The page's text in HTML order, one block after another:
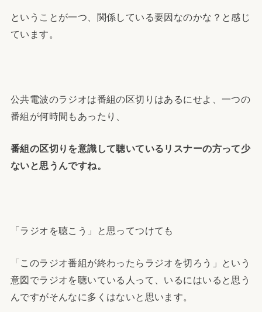
ということが一つ、関係している要因なのかな？と感じ
ています。
公共電波のラジオは番組の区切りはあるにせよ、一つの
番組が何時間もあったり、
番組の区切りを意識して聴いているリスナーの方って少
ないと思うんですね。
「ラジオを聴こう」と思ってつけても
「このラジオ番組が終わったらラジオを切ろう」という
意図でラジオを聴いている人って、いるにはいると思う
んですがそんなに多くはないと思います。